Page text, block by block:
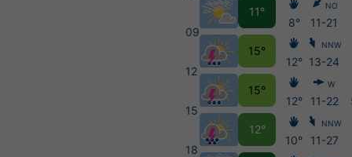
09
12
15
18
11°
15°
15°
12°
8°
12°
12°
10°
NO
11-21
NNW
13-24
W
11-22
NNW
11-27